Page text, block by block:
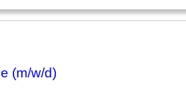
(m/w/d)